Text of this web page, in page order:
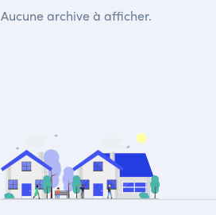
Aucune archive à afficher.